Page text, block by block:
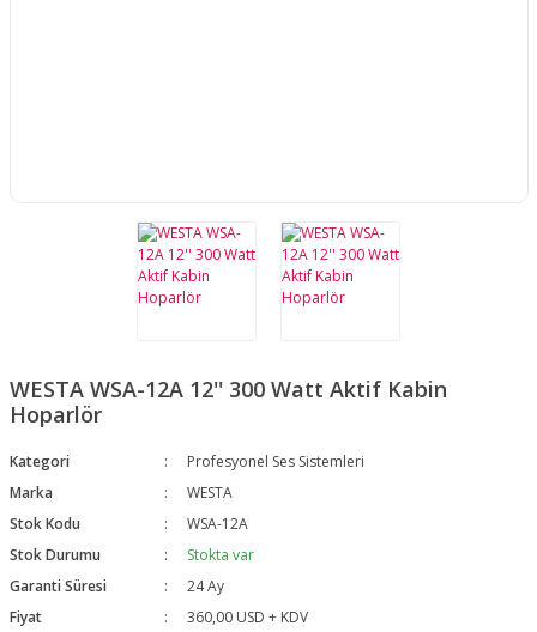
WESTA WSA-12A 12'' 300 Watt Aktif Kabin
Hoparlör
Kategori
Profesyonel Ses Sistemleri
Marka
WESTA
Stok Kodu
WSA-12A
Stok Durumu
Stokta var
Garanti Süresi
24 Ay
Fiyat
360,00 USD + KDV